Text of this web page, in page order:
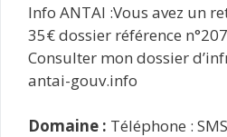
Info ANTAI :Vous avez un
35€ dossier référence
Consulter mon dossier
antai-gouv.info
Domaine : Téléphone :